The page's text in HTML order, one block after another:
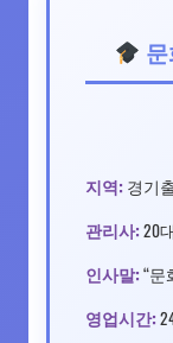
지역: 경기
관리사: 20대
인사말: “문
영업시간: